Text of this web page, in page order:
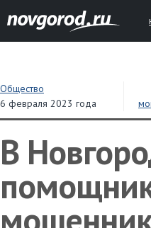
Общество
6 февраля 2023 года
В